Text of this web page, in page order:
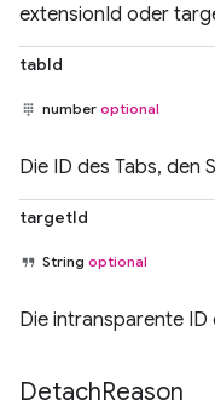
extensionId oder
tabId
number optional
Die ID des Tabs, den
targetId
String optional
Die intransparente
DetachReason